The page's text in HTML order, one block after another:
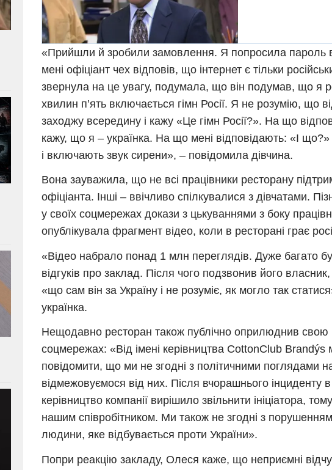
«Прийшли й зробили замовлення. Я попросила пароль
мені офіціант чех відповів, що інтернет є тільки
звернула на це увагу, подумала, що він подумав, що я
хвилин п’ять включається гімн Росії. Я не розумію, що
заходжу всередину і кажу «Це гімн Росії?». На що
кажу, що я – українка. На що мені відповідають: «І
і включають звук сирени», – повідомила дівчина.
Вона зауважила, що не всі працівники ресторану
офіціанта. Інші – ввічливо спілкувалися з дівчатами.
у своїх соцмережах докази з цькуваннями з боку
опублікувала фрагмент відео, коли в ресторані грає
«Відео набрало понад 1 млн переглядів. Дуже багато
відгуків про заклад. Після чого подзвонив його
«що сам він за Україну і не розуміє, як могло так
українка.
Нещодавно ресторан також публічно оприлюднив свою
соцмережах: «Від імені керівництва CottonClub Brandýs
повідомити, що ми не згодні з політичними поглядами
відмежовуємося від них. Після вчорашнього інциденту
керівництво компанії вирішило звільнити ініціатора,
нашим співробітником. Ми також не згодні з
людини, яке відбувається проти України».
Попри реакцію закладу, Олеся каже, що неприємні